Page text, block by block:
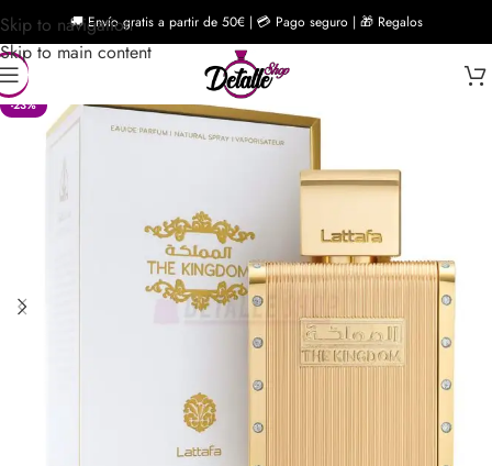
Skip to navigation
Skip to main content
🚚 Envío gratis a partir de 50€ | 💳 Pago seguro | 🎁 Regalos
-23%